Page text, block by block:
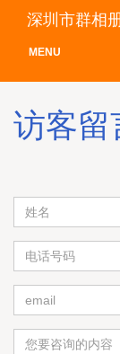
深圳市群相
MENU
访客留